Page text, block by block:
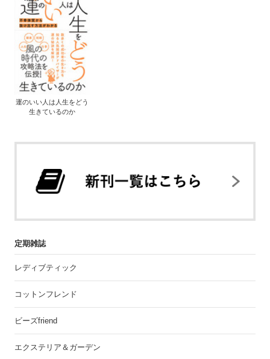
運のいい人は人生をどう
生きているのか
定期雑誌
レディブティック
コットンフレンド
ビーズfriend
エクステリア＆ガーデン